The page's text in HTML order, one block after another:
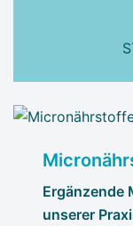
Ergänzende
unserer